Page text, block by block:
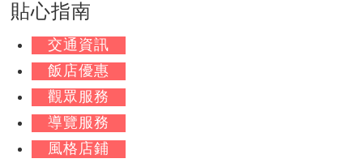
貼心指南
交通資訊
飯店優惠
觀眾服務
導覽服務
風格店鋪